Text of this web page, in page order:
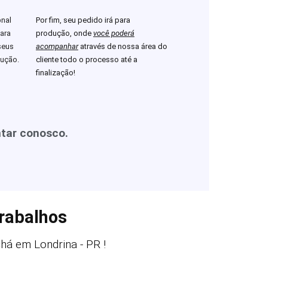
Por fim, seu pedido irá para
produção, onde você poderá
acompanharatravés de nossa área do
cliente todo o processo até a
finalização!
conosco.
em Londrina - PR !